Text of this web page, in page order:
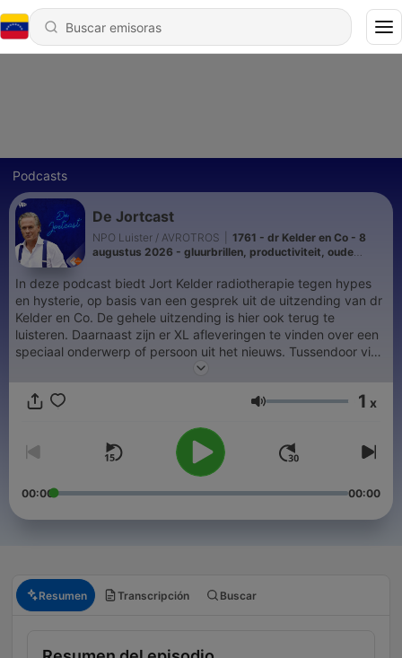
Podcasts
De Jortcast
NPO Luister / AVROTROS
1761 - dr Kelder en Co - 8
augustus 2026 - gluurbrillen, productiviteit, oude
In deze podcast biedt Jort Kelder radiotherapie tegen hypes
en hysterie, op basis van een gesprek uit de uitzending van dr
Kelder en Co. De gehele uitzending is hier ook terug te
luisteren. Daarnaast zijn er XL afleveringen te vinden over een
speciaal onderwerp of persoon uit het nieuws. Tussendoor vind
je nog de 'nazit', een debat of discussie die na het programma
wonen in het Allard Pierson te Amsterdam op zaterdagmiddag
Volumen 1 x
00:00 00:00
Resumen Transcripción Buscar